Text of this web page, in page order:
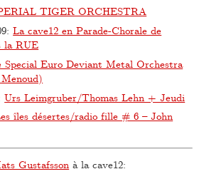
TIGER ORCHESTRA
:La cave12 en Parade-Chorale de
la RUE
Special Euro Deviant Metal Orchestra
Urs Leimgruber/Thomas Lehn + Jeudi
îles désertes/radio fille # 6 – John
Gustafsson à la cave12: